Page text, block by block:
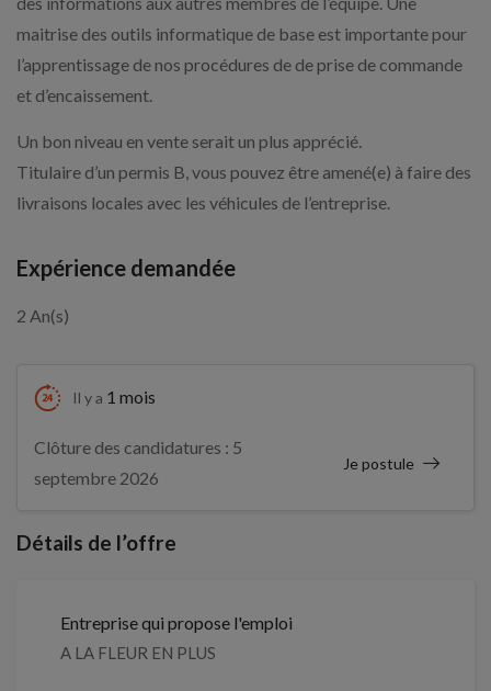
maitrise des outils informatique de base est importante pour
l’apprentissage de nos procédures de de prise de commande
et d’encaissement.
Un bon niveau en vente serait un plus apprécié.
Titulaire d’un permis B, vous pouvez être amené(e) à faire des
livraisons locales avec les véhicules de l’entreprise.
Expérience demandée
2 An(s)
Il y a 1 mois
Clôture des candidatures : 5
septembre 2026
Je postule
Détails de l’offre
Entreprise qui propose l'emploi
A LA FLEUR EN PLUS